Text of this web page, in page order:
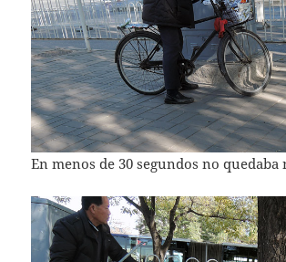
En menos de 30 segundos no quedaba